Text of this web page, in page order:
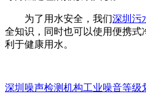
为了用水安全，我们深圳污
全知识，同时也可以使用便携
利于健康用水。
深圳噪声检测机构工业噪音等级